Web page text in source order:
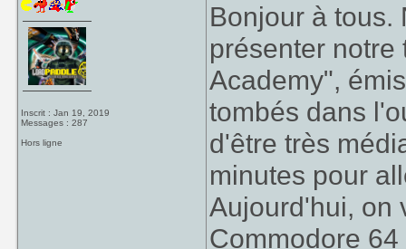
Inscrit : Jan 19, 2019
Messages : 287
Hors ligne
Bonjour à tous.
présenter
Academy",
tombés dans
d'être très
minutes pour
Aujourd'hui, on
Commodore